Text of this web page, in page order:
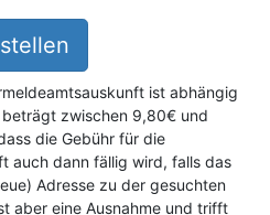
ist abhängig
zwischen 9,80€ und
die Gebühr für die
auch dann fällig wird, falls das
Adresse zu der gesuchten
aber eine Ausnahme und trifft